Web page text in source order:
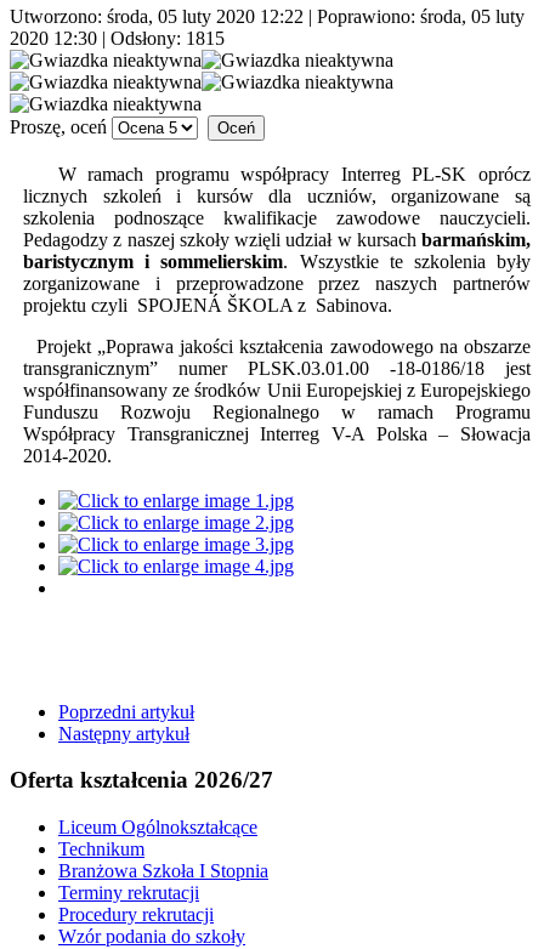
Utworzono: środa, 05 luty 2020 12:22 | Poprawiono: środa, 05 luty
2020 12:30 | Odsłony: 1815
Proszę, oceń
W ramach programu współpracy Interreg PL-SK oprócz
licznych szkoleń i kursów dla uczniów, organizowane są
szkolenia podnoszące kwalifikacje zawodowe nauczycieli.
Pedagodzy z naszej szkoły wzięli udział w kursach barmańskim,
baristycznym i sommelierskim. Wszystkie te szkolenia były
zorganizowane i przeprowadzone przez naszych partnerów
projektu czyli SPOJENÁ ŠKOLA z Sabinova.
Projekt „Poprawa jakości kształcenia zawodowego na obszarze
transgranicznym” numer PLSK.03.01.00 -18-0186/18 jest
współfinansowany ze środków Unii Europejskiej z Europejskiego
Funduszu Rozwoju Regionalnego w ramach Programu
Współpracy Transgranicznej Interreg V-A Polska – Słowacja
2014-2020.
Poprzedni artykuł
Następny artykuł
Oferta kształcenia 2026/27
Liceum Ogólnokształcące
Technikum
Branżowa Szkoła I Stopnia
Terminy rekrutacji
Procedury rekrutacji
Wzór podania do szkoły